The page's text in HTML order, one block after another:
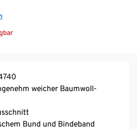
weicher Baumwoll-
Bund und Bindeband